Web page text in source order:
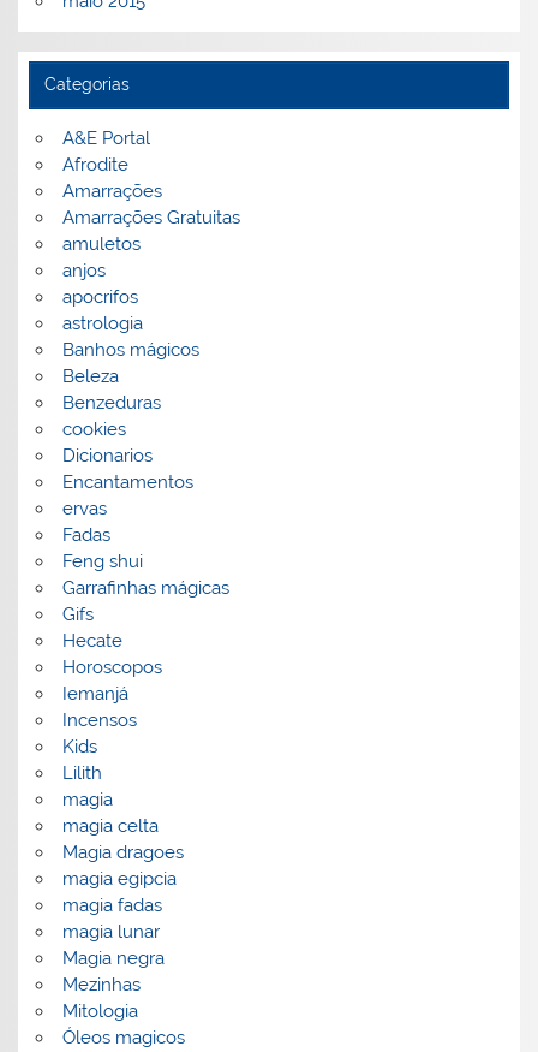
Categorias
A&E Portal
Afrodite
Amarrações
Amarrações Gratuitas
amuletos
anjos
apocrifos
astrologia
Banhos mágicos
Beleza
Benzeduras
cookies
Dicionarios
Encantamentos
ervas
Fadas
Feng shui
Garrafinhas mágicas
Gifs
Hecate
Horoscopos
Iemanjá
Incensos
Kids
Lilith
magia
magia celta
Magia dragoes
magia egipcia
magia fadas
magia lunar
Magia negra
Mezinhas
Mitologia
Óleos magicos